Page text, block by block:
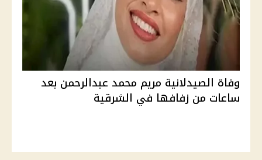
وفاة الصيدلانية مريم محمد عبدالرحمن بعد
ساعات من زفافها في الشرقية